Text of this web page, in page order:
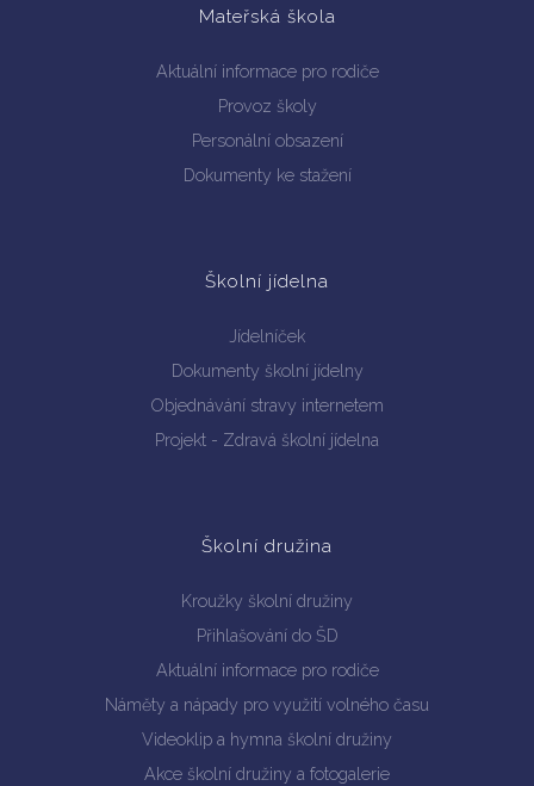
Mateřská škola
Aktuální informace pro rodiče
Provoz školy
Personální obsazení
Dokumenty ke stažení
Školní jídelna
Jídelníček
Dokumenty školní jídelny
Objednávání stravy internetem
Projekt - Zdravá školní jídelna
Školní družina
Kroužky školní družiny
Přihlašování do ŠD
Aktuální informace pro rodiče
Náměty a nápady pro využití volného času
Videoklip a hymna školní družiny
Akce školní družiny a fotogalerie